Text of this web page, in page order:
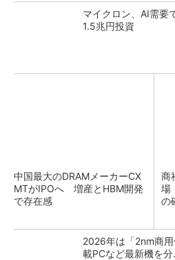
マイクロン、AI需要
1.5兆円投資
中国最大のDRAMメーカーCX
MTがIPOへ 増産とHBM開発
で存在感
商
場
の
2026年は「2nm商
載PCなど最新機を分